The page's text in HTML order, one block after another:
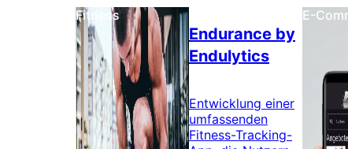
Fitness
Endurance by
Endulytics
Entwicklung einer
umfassenden
Fitness-Tracking-
E-